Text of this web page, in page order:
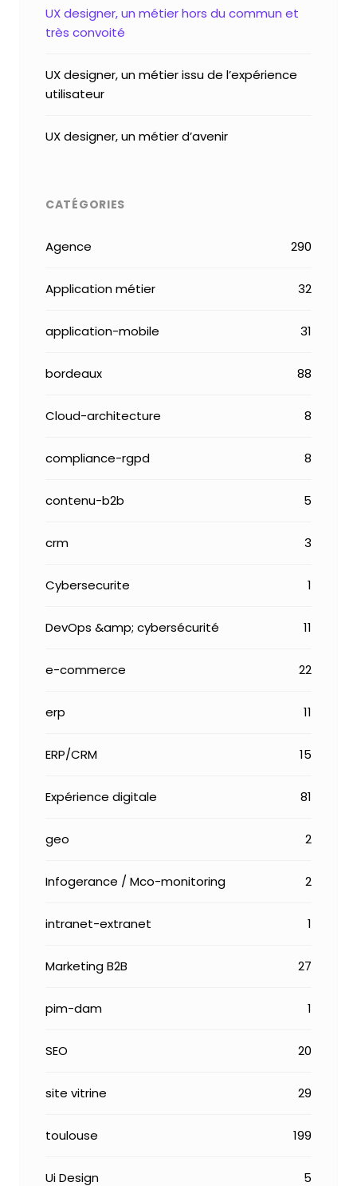
UX designer, un métier hors du commun et
très convoité
UX designer, un métier issu de l’expérience
utilisateur
UX designer, un métier d’avenir
CATÉGORIES
Agence 290
Application métier 32
application-mobile 31
bordeaux 88
Cloud-architecture 8
compliance-rgpd 8
contenu-b2b 5
crm 3
Cybersecurite 1
DevOps &amp; cybersécurité 11
e-commerce 22
erp 11
ERP/CRM 15
Expérience digitale 81
geo 2
Infogerance / Mco-monitoring 2
intranet-extranet 1
Marketing B2B 27
pim-dam 1
SEO 20
site vitrine 29
toulouse 199
Ui Design 5